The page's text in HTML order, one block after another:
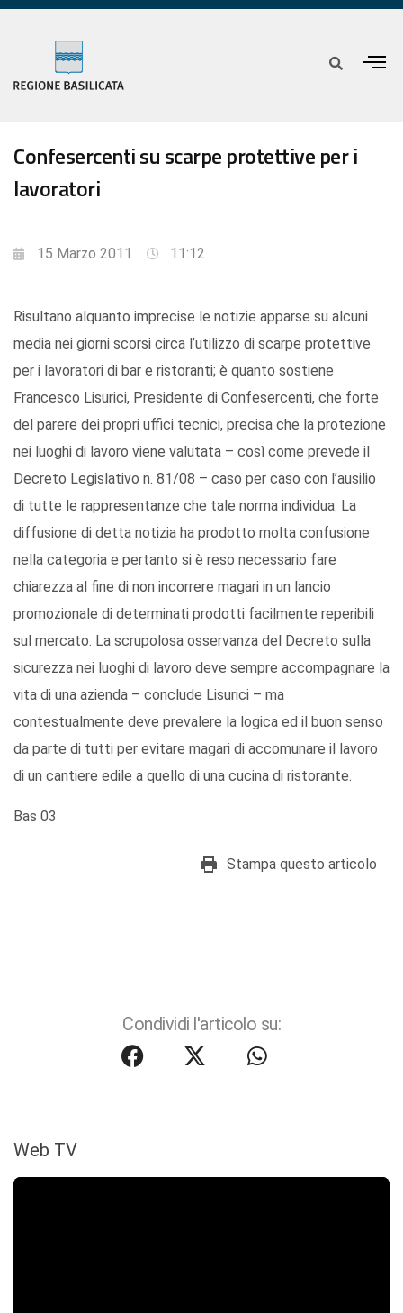
Confesercenti su scarpe protettive per i
lavoratori
15 Marzo 2011 11:12
Risultano alquanto imprecise le notizie apparse su alcuni
media nei giorni scorsi circa l’utilizzo di scarpe protettive
per i lavoratori di bar e ristoranti; è quanto sostiene
Francesco Lisurici, Presidente di Confesercenti, che forte
del parere dei propri uffici tecnici, precisa che la protezione
nei luoghi di lavoro viene valutata – così come prevede il
Decreto Legislativo n. 81/08 – caso per caso con l’ausilio
di tutte le rappresentanze che tale norma individua. La
diffusione di detta notizia ha prodotto molta confusione
nella categoria e pertanto si è reso necessario fare
chiarezza al fine di non incorrere magari in un lancio
promozionale di determinati prodotti facilmente reperibili
sul mercato. La scrupolosa osservanza del Decreto sulla
sicurezza nei luoghi di lavoro deve sempre accompagnare la
vita di una azienda – conclude Lisurici – ma
contestualmente deve prevalere la logica ed il buon senso
da parte di tutti per evitare magari di accomunare il lavoro
di un cantiere edile a quello di una cucina di ristorante.
Bas 03
Stampa questo articolo
Condividi l'articolo su:
Web TV